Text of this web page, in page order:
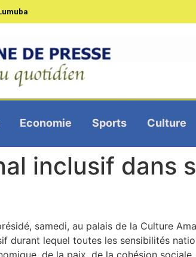
Economie Sports Culture
inclusif dans
samedi, au palais de la Culture
durant lequel toutes les sensibilités
de la paix, de la cohésion sociale,